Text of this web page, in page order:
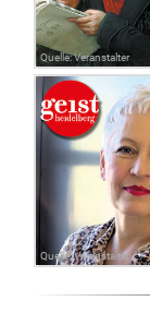
Quelle: Veranstalter
Quelle: Veranstalter